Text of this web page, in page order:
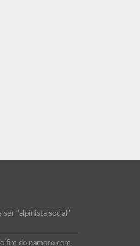
“alpinista social”
fim do namoro com